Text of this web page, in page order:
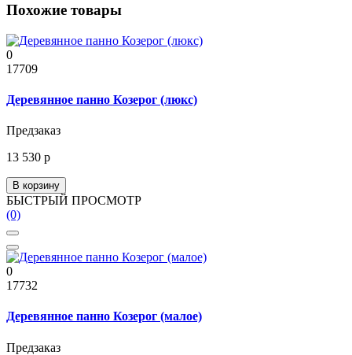
Похожие товары
0
17709
Деревянное панно Козерог (люкс)
Предзаказ
13 530 р
В корзину
БЫСТРЫЙ ПРОСМОТР
(0)
0
17732
Деревянное панно Козерог (малое)
Предзаказ